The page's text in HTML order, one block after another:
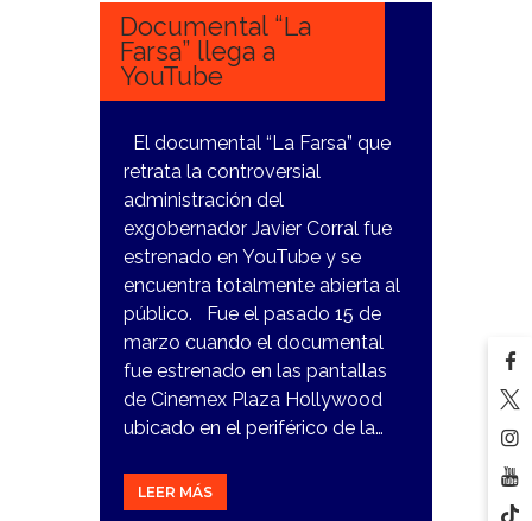
Documental “La
Farsa” llega a
YouTube
El documental “La Farsa” que
retrata la controversial
administración del
exgobernador Javier Corral fue
estrenado en YouTube y se
encuentra totalmente abierta al
público. Fue el pasado 15 de
marzo cuando el documental
fue estrenado en las pantallas
de Cinemex Plaza Hollywood
ubicado en el periférico de la…
LEER MÁS